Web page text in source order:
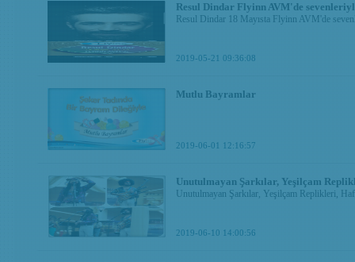
Resul Dindar Flyinn AVM'de
Resul Dindar 18 Mayısta Flyinn AVM'de
2019-05-21 09:36:08
Mutlu Bayramlar
2019-06-01 12:16:57
Unutulmayan Şarkılar, Yeşilçam
Unutulmayan Şarkılar, Yeşilçam Replikleri,
2019-06-10 14:00:56